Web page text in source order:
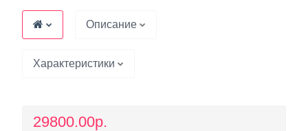
Описание
Характеристики
29800.00р.